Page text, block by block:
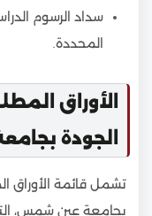
سداد الرسوم
المحددة.
الأوراق
الجودة
تشمل قائمة الأوراق
بجامعة عين شمس،